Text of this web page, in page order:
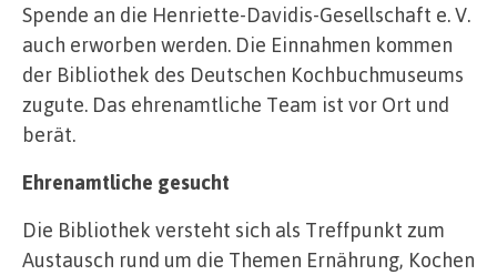
Spende an die Henriette-Davidis-Gesellschaft e. V.
auch erworben werden. Die Einnahmen kommen
der Bibliothek des Deutschen Kochbuchmuseums
zugute. Das ehrenamtliche Team ist vor Ort und
berät.
Ehrenamtliche gesucht
Die Bibliothek versteht sich als Treffpunkt zum
Austausch rund um die Themen Ernährung, Kochen